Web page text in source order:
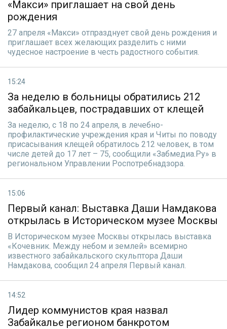
«Макси» приглашает на свой день
рождения
27 апреля «Макси» отпразднует свой день рождения и
приглашает всех желающих разделить с ними
чудесное настроение в честь радостного события.
15:24
За неделю в больницы обратились 212
забайкальцев, пострадавших от клещей
За неделю, с 18 по 24 апреля, в лечебно-
профилактические учреждения края и Читы по поводу
присасывания клещей обратилось 212 человек, в том
числе детей до 17 лет – 75, сообщили «Забмедиа.Ру» в
региональном Управлении Роспотребнадзора.
15:06
Первый канал: Выставка Даши Намдакова
открылась в Историческом музее Москвы
В Историческом музее Москвы открылась выставка
«Кочевник. Между небом и землей» всемирно
известного забайкальского скульптора Даши
Намдакова, сообщил 24 апреля Первый канал.
14:52
Лидер коммунистов края назвал
Забайкалье регионом банкротом